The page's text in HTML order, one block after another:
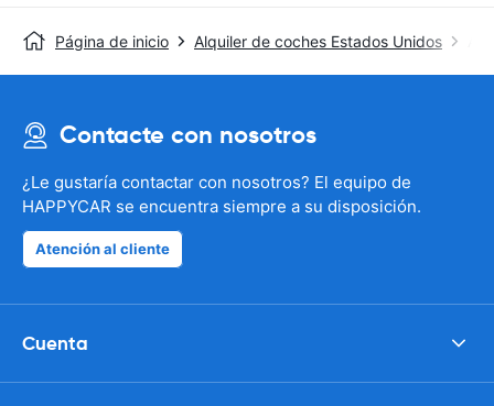
Página de inicio Alquiler de coches Estados Unidos
Contacte con nosotros
¿Le gustaría contactar con nosotros? El equipo de
HAPPYCAR se encuentra siempre a su disposición.
Atención al cliente
Cuenta